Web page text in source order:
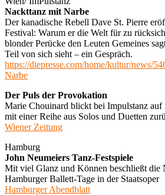
Nackttanz mit Narbe
Der kanadische Rebell Dave St. Pierre
Festival: Warum er die Welt für zu
blonder Perücke den Leuten Gemeines
Teil von sich sieht – ein Gespräch.
https://diepresse.com/home/kultur/news/
Narbe
Der Puls der Provokation
Marie Chouinard blickt bei Impulstanz
mit einer Reihe aus Solos und Duetten
Wiener Zeitung
Hamburg
John Neumeiers Tanz-Festspiele
Mit viel Glanz und Können beschließt die
Hamburger Ballett-Tage in der Staatsoper
Hamburger Abendblatt